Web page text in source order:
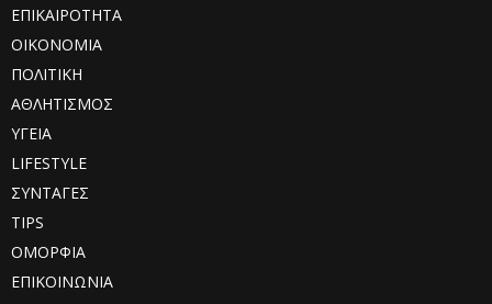
ΕΠΙΚΑΙΡΟΤΗΤΑ
ΟΙΚΟΝΟΜΙΑ
ΠΟΛΙΤΙΚΗ
ΑΘΛΗΤΙΣΜΟΣ
ΥΓΕΙΑ
LIFESTYLE
ΣΥΝΤΑΓΕΣ
TIPS
ΟΜΟΡΦΙΑ
ΕΠΙΚΟΙΝΩΝΙΑ